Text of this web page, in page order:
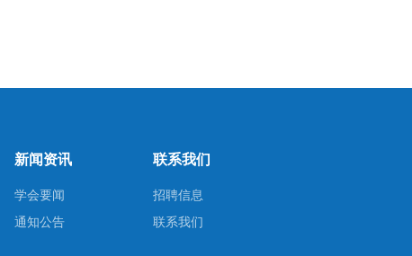
新闻资讯
学会要闻
通知公告
联系我们
招聘信息
联系我们